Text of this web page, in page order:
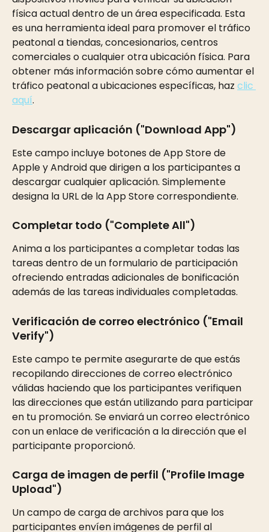
física actual dentro de un área especificada. Esta
es una herramienta ideal para promover el tráfico
peatonal a tiendas, concesionarios, centros
comerciales o cualquier otra ubicación física. Para
obtener más información sobre cómo aumentar el
tráfico peatonal a ubicaciones específicas, haz clic
aquí.
Descargar aplicación ("Download App")
Este campo incluye botones de App Store de
Apple y Android que dirigen a los participantes a
descargar cualquier aplicación. Simplemente
designa la URL de la App Store correspondiente.
Completar todo ("Complete All")
Anima a los participantes a completar todas las
tareas dentro de un formulario de participación
ofreciendo entradas adicionales de bonificación
además de las tareas individuales completadas.
Verificación de correo electrónico ("Email
Verify")
Este campo te permite asegurarte de que estás
recopilando direcciones de correo electrónico
válidas haciendo que los participantes verifiquen
las direcciones que están utilizando para participar
en tu promoción. Se enviará un correo electrónico
con un enlace de verificación a la dirección que el
participante proporcionó.
Carga de imagen de perfil ("Profile Image
Upload")
Un campo de carga de archivos para que los
participantes envíen imágenes de perfil al